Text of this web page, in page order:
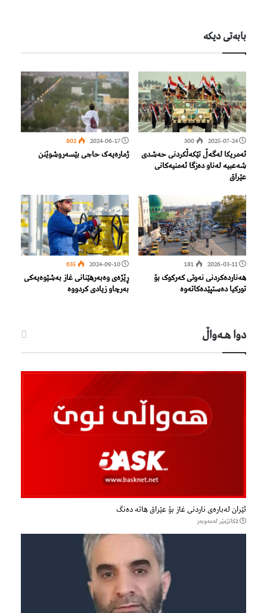
بابەتی دیكە
2025-07-24
300
ئەمریکا لەگەڵ تێكەڵكردنی حەشدی
شەعبیە لەناو دەزگا ئەمنیەكانی
عێراق
2024-06-17
802
ژمارەیەک حاجی بێسەروشوێنن
2026-03-11
181
هەناردەکردنی نەوتی کەرکوک بۆ
تورکیا دەستپێدەکاتەوە
2024-09-10
635
ڕێژەی وەبەرهێنانی غاز بەشێوەیەکی
بەرچاو زیادی کردووە
دوا هـه‌واڵ
ئێران لەبارەی ناردنی غاز بۆ عێراق هاتە دەنگ
2كاتژمێر لەمەوبەر